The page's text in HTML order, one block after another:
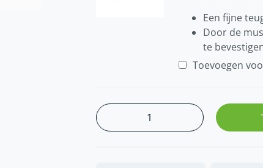
Een fijne
Door de
te
Toevoegen